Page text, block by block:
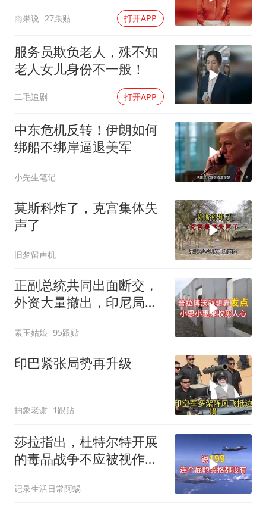
雨果说 27跟贴 打开APP
服务员欺负老人，殊不知
老人女儿身份不一般！
二毛追剧 打开APP
中东危机反转！伊朗如何
绑船不绑岸逼退美军
小先生笔记
莫斯科炸了，克宫集体失
声了
旧梦留声机
正副总统共同出面断交，
外资大量撤出，印尼局势
素玉姑娘 95跟贴
印巴紧张局势再升级
抽象老谢 1跟贴
莎拉指出，杜特尔特开展
的毒品战争不应被视作反
波扩大
记录生活日常阿蜴